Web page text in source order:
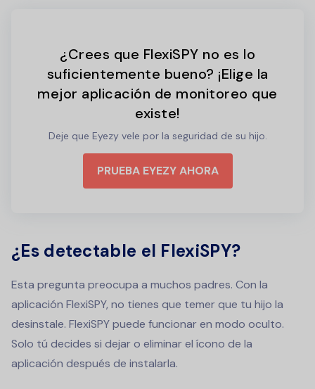
¿Crees que FlexiSPY no es lo
suficientemente bueno? ¡Elige la
mejor aplicación de monitoreo que
existe!
Deje que Eyezy vele por la seguridad de su hijo.
PRUEBA EYEZY AHORA
¿Es detectable el FlexiSPY?
Esta pregunta preocupa a muchos padres. Con la
aplicación FlexiSPY, no tienes que temer que tu hijo la
desinstale. FlexiSPY puede funcionar en modo oculto.
Solo tú decides si dejar o eliminar el ícono de la
aplicación después de instalarla.